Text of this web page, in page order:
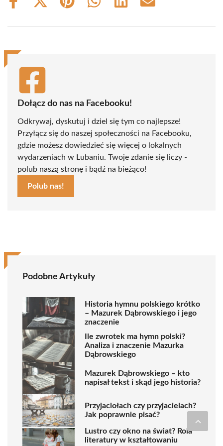
Share
Share
(Twitter)
Share
Share
Share
Share
Dołącz do nas na Facebooku!
Odkrywaj, dyskutuj i dziel się tym co najlepsze!
Przyłącz się do naszej społeczności na Facebooku,
gdzie możesz dowiedzieć się więcej o lokalnych
wydarzeniach w Lubaniu. Twoje zdanie się liczy -
polub naszą stronę i bądź na bieżąco!
Polub nas!
Podobne Artykuły
Historia hymnu polskiego krótko
– Mazurek Dąbrowskiego i jego
znaczenie
Ile zwrotek ma hymn polski?
Analiza i znaczenie Mazurka
Dąbrowskiego
Mazurek Dąbrowskiego – kto
napisał tekst i skąd jego historia?
Przyjaciołach czy przyjacielach?
Jak poprawnie pisać?
Lustro czy okno na świat? Rola
literatury w kształtowaniu